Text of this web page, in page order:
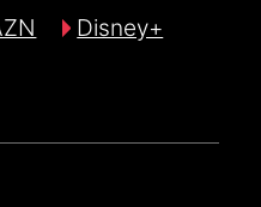
Disney+